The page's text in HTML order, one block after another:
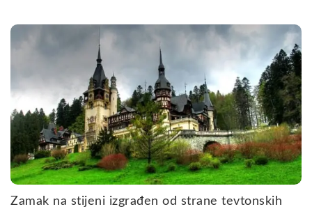
Zamak na stijeni izgrađen od strane tevtonskih